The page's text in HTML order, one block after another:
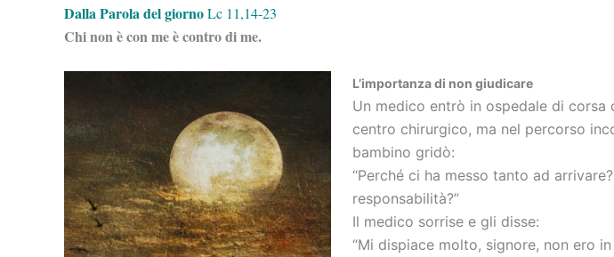
Dalla Parola del giornoLc 11,14-23
Chi non è con me è contro di me.
L’importanza di non giudicare
Un medico entrò in ospedale di
centro chirurgico, ma nel percorso
bambino gridò:
“Perché ci ha messo tanto ad
responsabilità?”
Il medico sorrise e gli disse:
“Mi dispiace molto, signore, non ero